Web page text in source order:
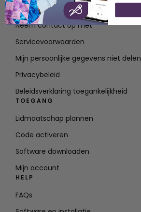
Over SVP Wereldwijd
Neem contact op met
Servicevoorwaarden
Mijn persoonlijke gegevens niet delen
Privacybeleid
Beleidsverklaring toegankelijkheid
TOEGANG
Lidmaatschap plannen
Code activeren
Software downloaden
Mijn account
HELP
FAQs